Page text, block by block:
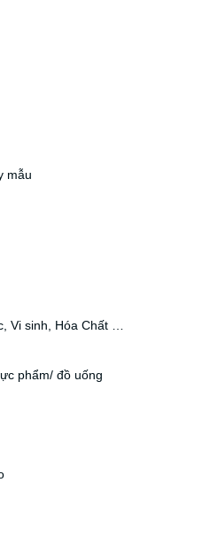
mẫu
Vi sinh, Hóa Chất …
phẩm/ đồ uống